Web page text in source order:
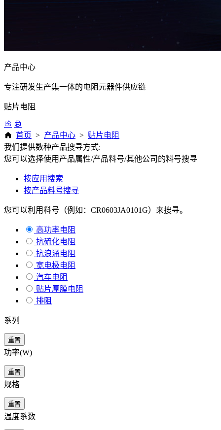
产品中心
专注研发生产集一体的电阻元器件供应链
贴片电阻
首页 > 产品中心 > 贴片电阻
我们提供数种产品搜寻方式:
您可以选择使用产品属性/产品料号/其他公司的料号搜寻
按应用搜索
按产品料号搜寻
您可以利用料号（例如：CR0603JA0101G）来搜寻。
高功率电阻
抗硫化电阻
抗浪涌电阻
宽电极电阻
汽车电阻
贴片厚膜电阻
排阻
系列
重置
功率(W)
重置
规格
重置
温度系数